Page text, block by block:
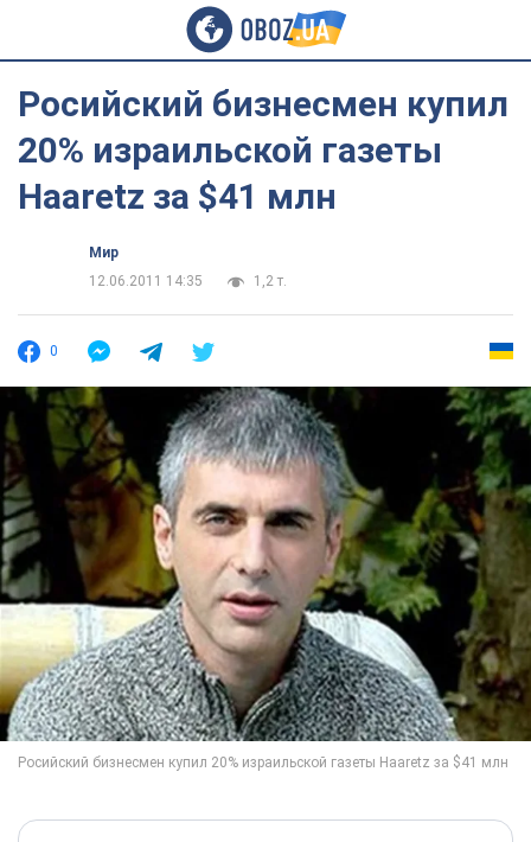
Росийский бизнесмен купил
20% израильской газеты
Haaretz за $41 млн
Мир
12.06.2011 14:35
1,2 т.
0